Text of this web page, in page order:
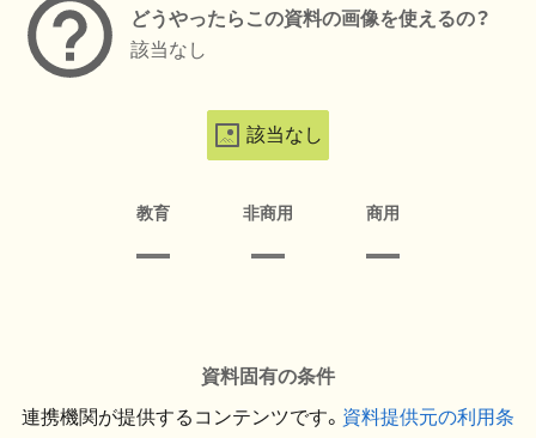
どうやったらこの資料の画像を使えるの？
該当なし
該当なし
教育 非商用 商用
資料固有の条件
連携機関が提供するコンテンツです。 資料提供元の利用条